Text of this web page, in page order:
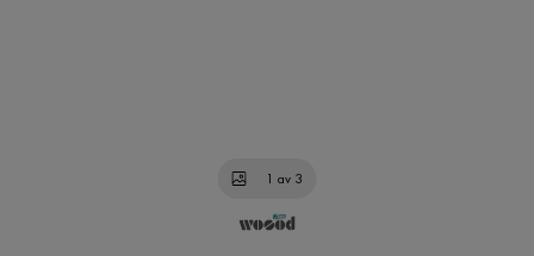
1 av 3